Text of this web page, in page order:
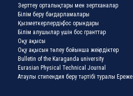
Зерттеу орталықтары мен зертханалар
Білім беру бағдарламалары
Қызметкерлердің бос орындары
Білім алушылар үшін бос гранттар
Оқу ақысы
Оқу ақысын төлеу бойынша жеңілдіктер
Bulletin of the Karaganda university
Eurasian Physical Technical Journal
Атаулы стипендия беру тәртібі туралы Ереже